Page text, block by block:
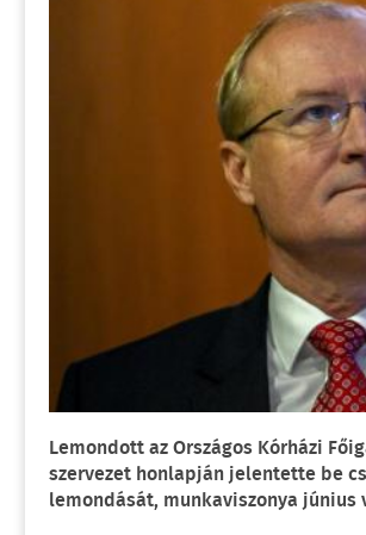
Lemondott az Országos Kórházi
szervezet honlapján jelentette be
lemondását, munkaviszonya június